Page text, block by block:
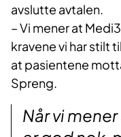
avslutte avtalen.
– Vi mener at
kravene vi har stilt
at pasientene
Spreng.
Når vi